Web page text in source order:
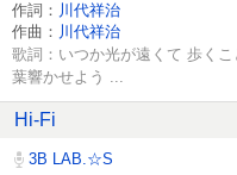
作詞： 川代祥治
作曲： 川代祥治
歌詞：いつか光が遠くて 歩く
葉響かせよう ...
Hi-Fi
3B LAB.☆S